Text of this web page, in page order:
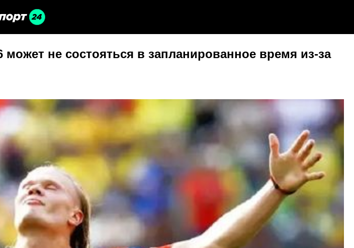
не состояться в запланированное время из-за